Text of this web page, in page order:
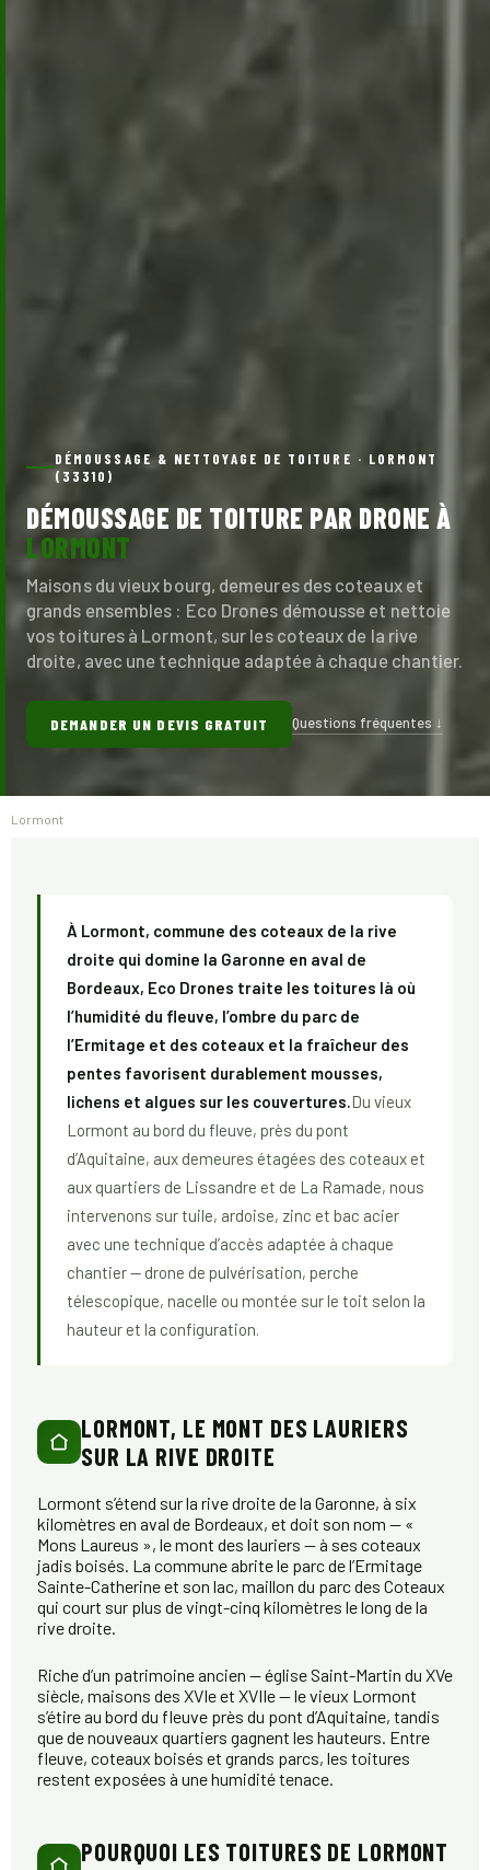
DÉMOUSSAGE & NETTOYAGE DE TOITURE · LORMONT
(33310)
DÉMOUSSAGE DE TOITURE PAR DRONE À
LORMONT
Maisons du vieux bourg, demeures des coteaux et
grands ensembles : Eco Drones démousse et nettoie
vos toitures à Lormont, sur les coteaux de la rive
droite, avec une technique adaptée à chaque chantier.
DEMANDER UN DEVIS GRATUIT Questions fréquentes ↓
Lormont
À Lormont, commune des coteaux de la rive
droite qui domine la Garonne en aval de
Bordeaux, Eco Drones traite les toitures là où
l’humidité du fleuve, l’ombre du parc de
l’Ermitage et des coteaux et la fraîcheur des
pentes favorisent durablement mousses,
lichens et algues sur les couvertures.Du vieux
Lormont au bord du fleuve, près du pont
d’Aquitaine, aux demeures étagées des coteaux et
aux quartiers de Lissandre et de La Ramade, nous
intervenons sur tuile, ardoise, zinc et bac acier
avec une technique d’accès adaptée à chaque
chantier — drone de pulvérisation, perche
télescopique, nacelle ou montée sur le toit selon la
hauteur et la configuration.
LORMONT, LE MONT DES LAURIERS
SUR LA RIVE DROITE
Lormont s’étend sur la rive droite de la Garonne, à six
kilomètres en aval de Bordeaux, et doit son nom — «
Mons Laureus », le mont des lauriers — à ses coteaux
jadis boisés. La commune abrite le parc de l’Ermitage
Sainte-Catherine et son lac, maillon du parc des Coteaux
qui court sur plus de vingt-cinq kilomètres le long de la
rive droite.
Riche d’un patrimoine ancien — église Saint-Martin du XVe
siècle, maisons des XVIe et XVIIe — le vieux Lormont
s’étire au bord du fleuve près du pont d’Aquitaine, tandis
que de nouveaux quartiers gagnent les hauteurs. Entre
fleuve, coteaux boisés et grands parcs, les toitures
restent exposées à une humidité tenace.
POURQUOI LES TOITURES DE LORMONT